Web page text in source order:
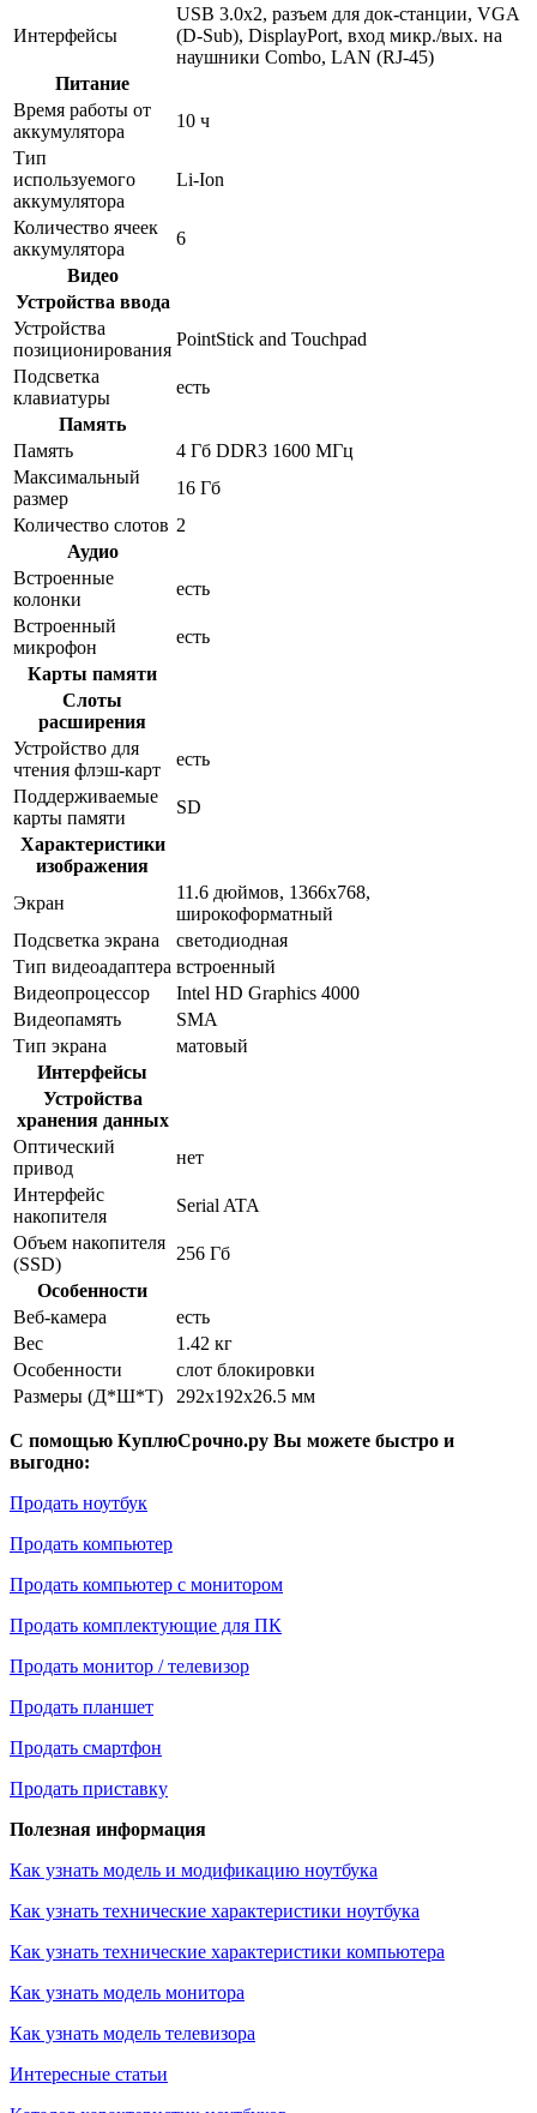
Интерфейсы
USB 3.0x2, разъем для док-станции, VGA
(D-Sub), DisplayPort, вход микр./вых. на
наушники Combo, LAN (RJ-45)
Питание
Время работы от
аккумулятора
10 ч
Тип
используемого
аккумулятора
Li-Ion
Количество ячеек
аккумулятора
6
Видео
Устройства ввода
Устройства
позиционирования
PointStick and Touchpad
Подсветка
клавиатуры
есть
Память
Память
4 Гб DDR3 1600 МГц
Максимальный
размер
16 Гб
Количество слотов 2
Аудио
Встроенные
колонки
есть
Встроенный
микрофон
есть
Карты памяти
Слоты
расширения
Устройство для
чтения флэш-карт
есть
Поддерживаемые
карты памяти
SD
Характеристики
изображения
Экран
11.6 дюймов, 1366x768,
широкоформатный
Подсветка экрана
светодиодная
Тип видеоадаптера встроенный
Видеопроцессор
Intel HD Graphics 4000
Видеопамять
SMA
Тип экрана
матовый
Интерфейсы
Устройства
хранения данных
Оптический
привод
нет
Интерфейс
накопителя
Serial ATA
Объем накопителя
(SSD)
256 Гб
Особенности
Веб-камера
есть
Вес
1.42 кг
Особенности
слот блокировки
Размеры (Д*Ш*Т)
292x192x26.5 мм
С помощью КуплюСрочно.ру Вы можете быстро и
выгодно:
Продать ноутбук
Продать компьютер
Продать компьютер с монитором
Продать комплектующие для ПК
Продать монитор / телевизор
Продать планшет
Продать смартфон
Продать приставку
Полезная информация
Как узнать модель и модификацию ноутбука
Как узнать технические характеристики ноутбука
Как узнать технические характеристики компьютера
Как узнать модель монитора
Как узнать модель телевизора
Интересные статьи